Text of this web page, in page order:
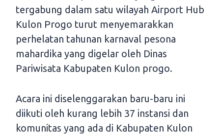
tergabung dalam satu wilayah Airport Hub
Kulon Progo turut menyemarakkan
perhelatan tahunan karnaval pesona
mahardika yang digelar oleh Dinas
Pariwisata Kabupaten Kulon progo.
Acara ini diselenggarakan baru-baru ini
diikuti oleh kurang lebih 37 instansi dan
komunitas yang ada di Kabupaten Kulon